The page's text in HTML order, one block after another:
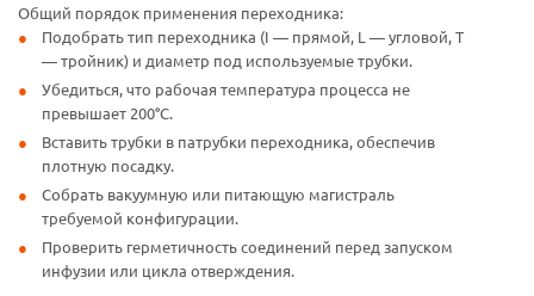
Общий порядок применения переходника:
Подобрать тип переходника (I — прямой, L — угловой, T
— тройник) и диаметр под используемые трубки.
Убедиться, что рабочая температура процесса не
превышает 200°C.
Вставить трубки в патрубки переходника, обеспечив
плотную посадку.
Собрать вакуумную или питающую магистраль
требуемой конфигурации.
Проверить герметичность соединений перед запуском
инфузии или цикла отверждения.